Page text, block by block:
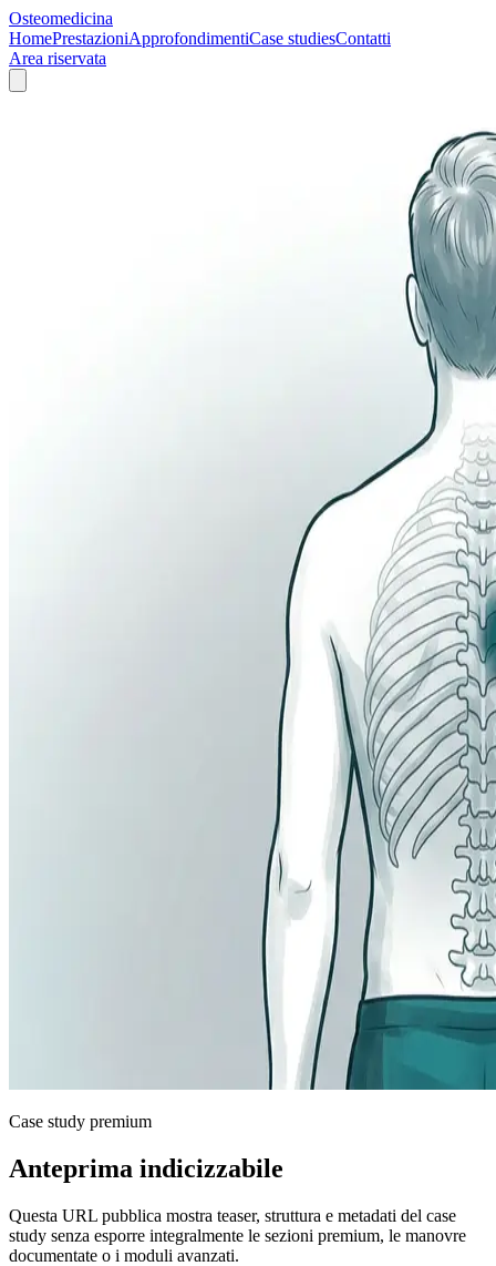
Osteomedicina
HomePrestazioniApprofondimentiCase studiesContatti
Area riservata
Case study premium
Anteprima indicizzabile
Questa URL pubblica mostra teaser, struttura e metadati del case
study senza esporre integralmente le sezioni premium, le manovre
documentate o i moduli avanzati.